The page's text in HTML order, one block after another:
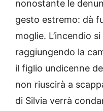
nonostante le
gesto estremo: dà
moglie. L’incendio
raggiungendo la
il figlio undicenne
non riuscirà a
di Silvia verrà